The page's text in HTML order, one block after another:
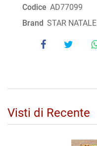
Codice AD77099
Brand STAR NATALE
Visti di Recente